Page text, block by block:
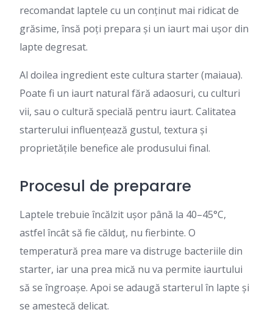
recomandat laptele cu un conținut mai ridicat de
grăsime, însă poți prepara și un iaurt mai ușor din
lapte degresat.
Al doilea ingredient este cultura starter (maiaua).
Poate fi un iaurt natural fără adaosuri, cu culturi
vii, sau o cultură specială pentru iaurt. Calitatea
starterului influențează gustul, textura și
proprietățile benefice ale produsului final.
Procesul de preparare
Laptele trebuie încălzit ușor până la 40–45°C,
astfel încât să fie călduț, nu fierbinte. O
temperatură prea mare va distruge bacteriile din
starter, iar una prea mică nu va permite iaurtului
să se îngroașe. Apoi se adaugă starterul în lapte și
se amestecă delicat.